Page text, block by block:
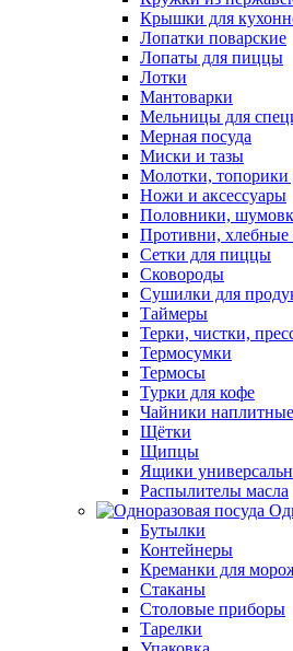
Крышки для
Лопатки поварские
Лопаты для пиццы
Лотки
Мантоварки
Мельницы для
Мерная посуда
Миски и тазы
Молотки, топорики
Ножи и аксессуары
Половники,
Противни,
Сетки для пиццы
Сковороды
Сушилки для
Таймеры
Терки, чистки,
Термосумки
Термосы
Турки для кофе
Чайники наплитные
Щётки
Щипцы
Ящики
Распылителы масла
Бутылки
Контейнеры
Креманки для
Стаканы
Столовые приборы
Тарелки